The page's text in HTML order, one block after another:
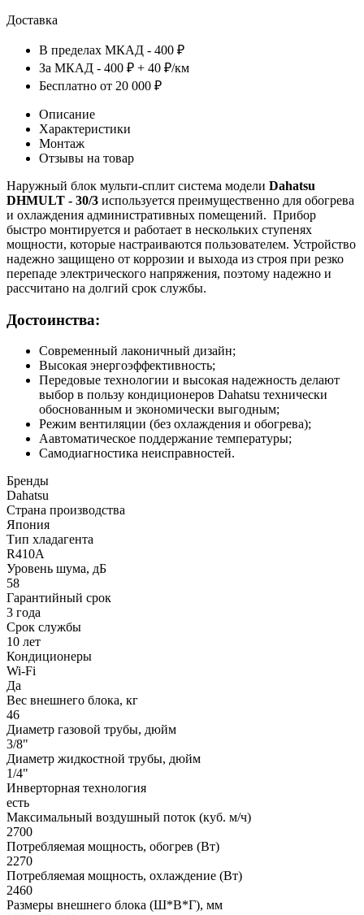
Доставка
В пределах МКАД - 400 ₽
За МКАД - 400 ₽ + 40 ₽/км
Бесплатно от 20 000 ₽
Описание
Характеристики
Монтаж
Отзывы на товар
Наружный блок мульти-сплит система модели Dahatsu
DHMULT - 30/3 используется преимущественно для обогрева
и охлаждения административных помещений. Прибор
быстро монтируется и работает в нескольких ступенях
мощности, которые настраиваются пользователем. Устройство
надежно защищено от коррозии и выхода из строя при резко
перепаде электрического напряжения, поэтому надежно и
рассчитано на долгий срок службы.
Достоинства:
Современный лаконичный дизайн;
Высокая энергоэффективность;
Передовые технологии и высокая надежность делают
выбор в пользу кондиционеров Dahatsu технически
обоснованным и экономически выгодным;
Режим вентиляции (без охлаждения и обогрева);
Аавтоматическое поддержание температуры;
Самодиагностика неисправностей.
Бренды
Dahatsu
Страна производства
Япония
Тип хладагента
R410A
Уровень шума, дБ
58
Гарантийный срок
3 года
Срок службы
10 лет
Кондиционеры
Wi-Fi
Да
Вес внешнего блока, кг
46
Диаметр газовой трубы, дюйм
3/8"
Диаметр жидкостной трубы, дюйм
1/4"
Инверторная технология
есть
Максимальный воздушный поток (куб. м/ч)
2700
Потребляемая мощность, обогрев (Вт)
2270
Потребляемая мощность, охлаждение (Вт)
2460
Размеры внешнего блока (Ш*В*Г), мм